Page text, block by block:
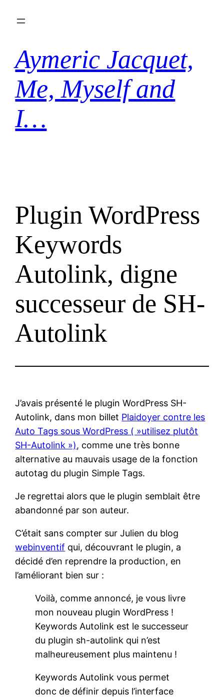
Aymeric Jacquet,
Me, Myself and
I…
Plugin WordPress
Keywords
Autolink, digne
successeur de SH-
Autolink
J’avais présenté le plugin WordPress SH-
Autolink, dans mon billet Plaidoyer contre les
Auto Tags sous WordPress ( »utilisez plutôt
SH-Autolink »), comme une très bonne
alternative au mauvais usage de la fonction
autotag du plugin Simple Tags.
Je regrettai alors que le plugin semblait être
abandonné par son auteur.
C’était sans compter sur Julien du blog
webinventif qui, découvrant le plugin, a
décidé d’en reprendre la production, en
l’améliorant bien sur :
Voilà, comme annoncé, je vous livre
mon nouveau plugin WordPress !
Keywords Autolink est le successeur
du plugin sh-autolink qui n’est
malheureusement plus maintenu !
Keywords Autolink vous permet
donc de définir depuis l’interface